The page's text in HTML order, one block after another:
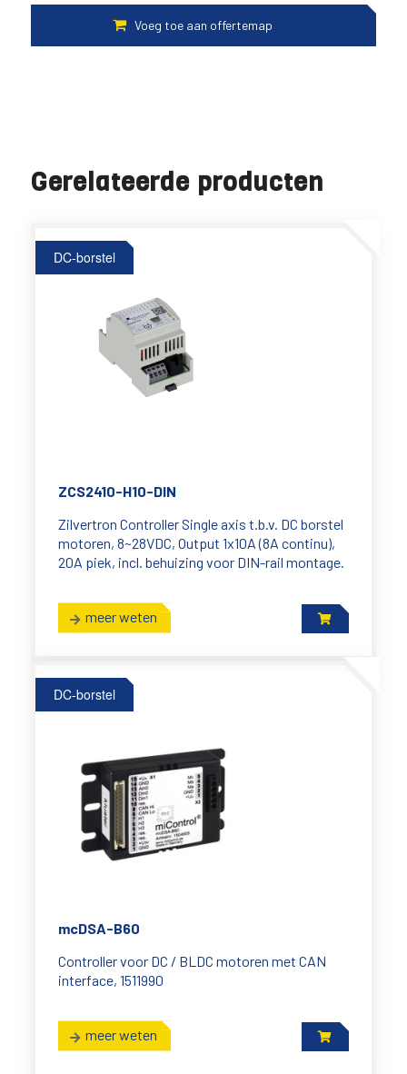
Gerelateerde producten
DC-borstel
ZCS2410-H10-DIN
Zilvertron Controller Single axis t.b.v. DC borstel
motoren, 8~28VDC, Output 1x10A (8A continu),
20A piek, incl. behuizing voor DIN-rail montage.
meer weten
DC-borstel
mcDSA-B60
Controller voor DC / BLDC motoren met CAN
interface, 1511990
meer weten